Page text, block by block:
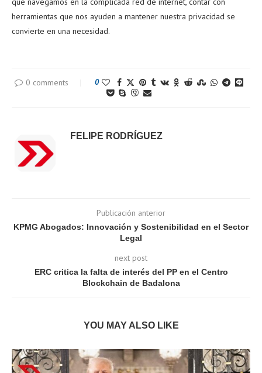
herramientas que nos ayuden a mantener nuestra privacidad se
convierte en una necesidad.
0 comments 0
FELIPE RODRÍGUEZ
Publicación anterior
KPMG Abogados: Innovación y Sostenibilidad en el Sector
Legal
next post
ERC critica la falta de interés del PP en el Centro
Blockchain de Badalona
YOU MAY ALSO LIKE